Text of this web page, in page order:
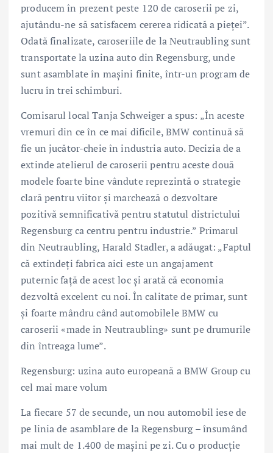
producem în prezent peste 120 de caroserii pe zi,
ajutându-ne să satisfacem cererea ridicată a pieţei”.
Odată finalizate, caroseriile de la Neutraubling sunt
transportate la uzina auto din Regensburg, unde
sunt asamblate în maşini finite, într-un program de
lucru în trei schimburi.
Comisarul local Tanja Schweiger a spus: „În aceste
vremuri din ce în ce mai dificile, BMW continuă să
fie un jucător-cheie în industria auto. Decizia de a
extinde atelierul de caroserii pentru aceste două
modele foarte bine vândute reprezintă o strategie
clară pentru viitor şi marchează o dezvoltare
pozitivă semnificativă pentru statutul districtului
Regensburg ca centru pentru industrie.” Primarul
din Neutraubling, Harald Stadler, a adăugat: „Faptul
că extindeţi fabrica aici este un angajament
puternic faţă de acest loc şi arată că economia
dezvoltă excelent cu noi. În calitate de primar, sunt
şi foarte mândru când automobilele BMW cu
caroserii «made in Neutraubling» sunt pe drumurile
din întreaga lume”.
Regensburg: uzina auto europeană a BMW Group cu
cel mai mare volum
La fiecare 57 de secunde, un nou automobil iese de
pe linia de asamblare de la Regensburg – însumând
mai mult de 1.400 de maşini pe zi. Cu o producţie